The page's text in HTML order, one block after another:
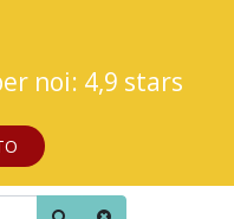
noi: 4,9 stars